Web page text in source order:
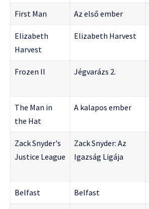
First Man Az első ember
Elizabeth
Harvest
Elizabeth Harvest
Frozen II Jégvarázs 2.
The Man in
the Hat
A kalapos ember
Zack Snyder's
Justice League
Zack Snyder: Az
Igazság Ligája
Belfast Belfast